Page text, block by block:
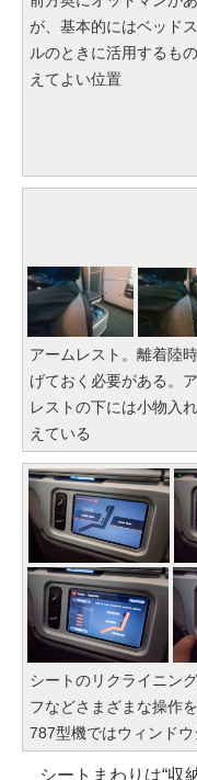
が、基本的にはベッド
ルのときに活用するも
えてよい位置
アームレスト。離着陸
げておく必要がある。
レストの下には小物入
えている
シートのリクライニン
フなどさまざまな操作
787型機ではウィンド
シートまわりは“収